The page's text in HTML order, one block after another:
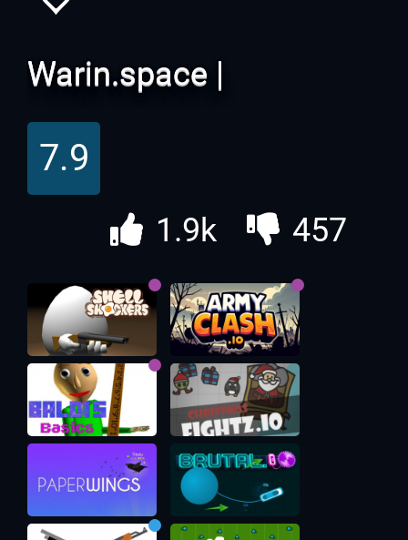
Это диаграмма прокачки.В будущем появится версия на
русском и эти надпись будет стёрта =)
Как видите, от первичного корабля есть 3 варианта
развития. И в дальнейшем при каждом апгрейде вы тоже
увидите только 3 корабля. То есть, прокачав UTILITY, вы
увидите M.O.D, Sniper и ENGI. Вырбав далее, скажем, ENGI,
вы увидите SUICIDE SQUAD, THE MOTH и SHOGUN. Поэтому
имейте ввиду эту схему, если нацелились на конечную
форму корабля, которая вам больше всего нужна.
Важный момент: деньги, которые вы потратите на
Warin.space |
Звездные войны
7.9
1.9k 457